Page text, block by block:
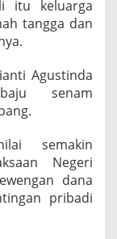
itu keluarga
tangga dan
Agustinda
senam
semakin
Negeri
dana
pribadi